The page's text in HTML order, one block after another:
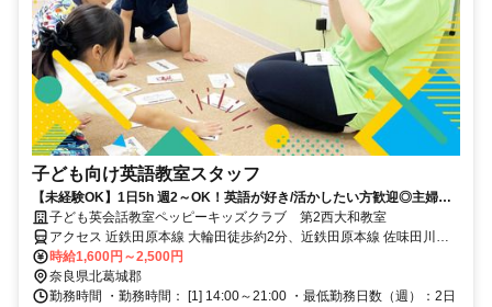
子ども向け英語教室スタッフ
【未経験OK】1日5h 週2～OK！英語が好き/活かしたい方歓迎◎主婦
(夫)/学生も活躍中！
子ども英会話教室ペッピーキッズクラブ 第2西大和教室
アクセス 近鉄田原本線 大輪田徒歩約2分、近鉄田原本線 佐味田川徒
歩約21分、ＪＲ関西本線〔大和路線〕 王寺北口徒歩約27分 近鉄田原
本線「大輪田駅」より徒歩2分 ／近隣教室への勤務も応相談 ※屋内禁
煙
時給1,600円～2,500円
奈良県北葛城郡
勤務時間 ・勤務時間： [1] 14:00～21:00 ・最低勤務日数（週）：2日